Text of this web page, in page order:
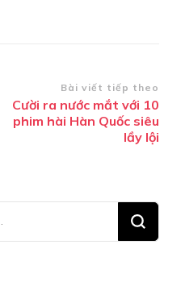
Bài viết tiếp theo
Cười ra nước mắt với 10
phim hài Hàn Quốc siêu
lầy lội